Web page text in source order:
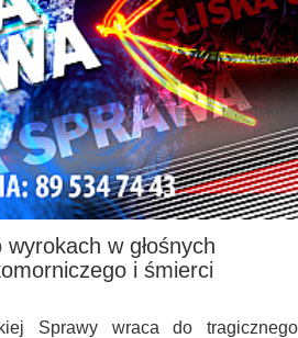
w głośnych
i śmierci
Sprawy wraca do tragicznego